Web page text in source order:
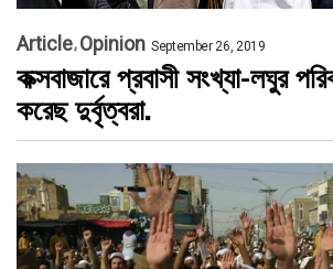
Article Opinion September 26, 2019
কক্সবাজারে প্রবাসী সংখ্যা-লঘুর
করেছ দুর্বৃত্বরা.